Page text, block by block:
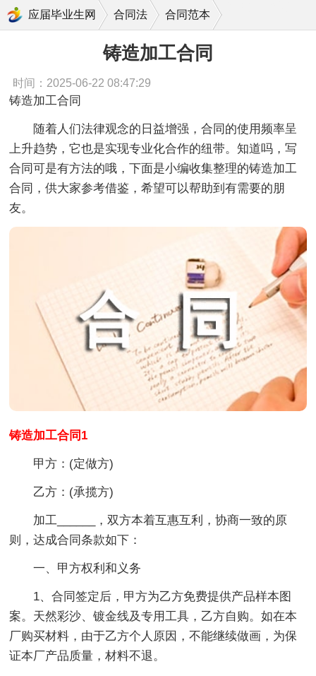
应届毕业生网 合同法 合同范本
铸造加工合同
时间：2025-06-22 08:47:29
铸造加工合同
随着人们法律观念的日益增强，合同的使用频率呈
上升趋势，它也是实现专业化合作的纽带。知道吗，写
合同可是有方法的哦，下面是小编收集整理的铸造加工
合同，供大家参考借鉴，希望可以帮助到有需要的朋
友。
铸造加工合同1
甲方：(定做方)
乙方：(承揽方)
加工______，双方本着互惠互利，协商一致的原
则，达成合同条款如下：
一、甲方权利和义务
1、合同签定后，甲方为乙方免费提供产品样本图
案。天然彩沙、镀金线及专用工具，乙方自购。如在本
厂购买材料，由于乙方个人原因，不能继续做画，为保
证本厂产品质量，材料不退。